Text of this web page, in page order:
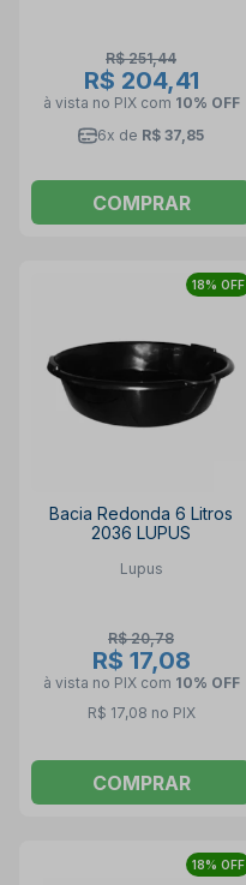
R$ 251,44
R$ 204,41
à vista no PIX com 10% OFF
6x de R$ 37,85
COMPRAR
18% OFF
Bacia Redonda 6 Litros
2036 LUPUS
Lupus
R$ 20,78
R$ 17,08
à vista no PIX com 10% OFF
R$ 17,08 no PIX
COMPRAR
18% OFF